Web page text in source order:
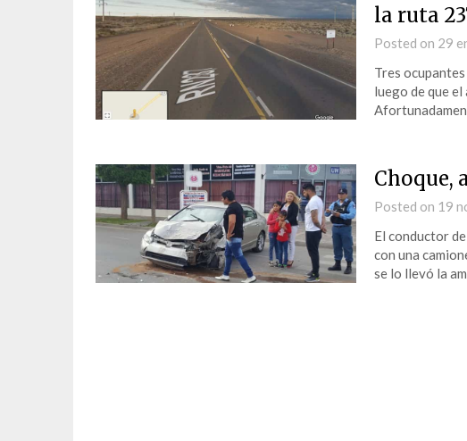
la ruta
Posted on 29
Tres
luego de que
Choque,
Posted on 19
El conductor
con una
se lo llevó la